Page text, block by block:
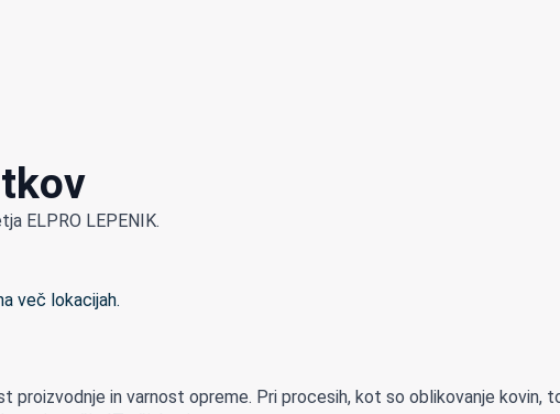
ELPRO LEPENIK.
in varnost opreme. Pri procesih, kot so oblikovanje kovin,